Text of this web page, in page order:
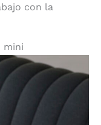
con la
mini